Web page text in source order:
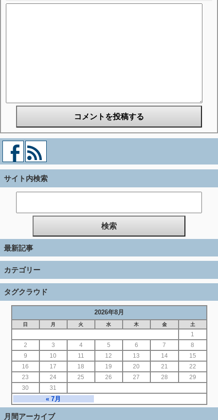
サイト内検索
最新記事
カテゴリー
タグクラウド
2026年8月
日 月 火 水 木 金 土
« 7月
1
2
3 4 5 6 7
8
9
10 11 12 13 14
15
16
17 18 19 20 21
22
23
24 25 26 27 28
29
30
31
月間アーカイブ